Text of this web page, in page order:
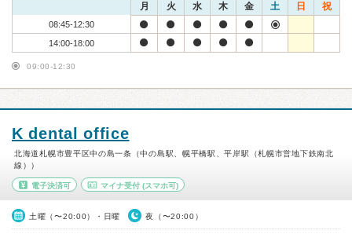
月 火 水 木 金 土 日 祝
08:45-12:30
14:00-18:00
09:00-12:30
K dental office
北海道札幌市豊平区中の島一条（中の島駅、幌平橋駅、平岸駅（札幌市営地下鉄南北
線））
電子決済可 マイナ受付(スマホ可)
土曜（〜20:00）・日曜 夜（〜20:00）